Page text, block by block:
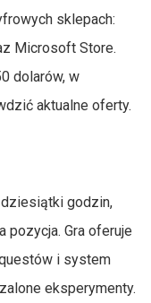
sklepach:
Microsoft Store.
dolarów, w
aktualne oferty.
dziesiątki godzin,
pozycja. Gra oferuje
i system
eksperymenty.